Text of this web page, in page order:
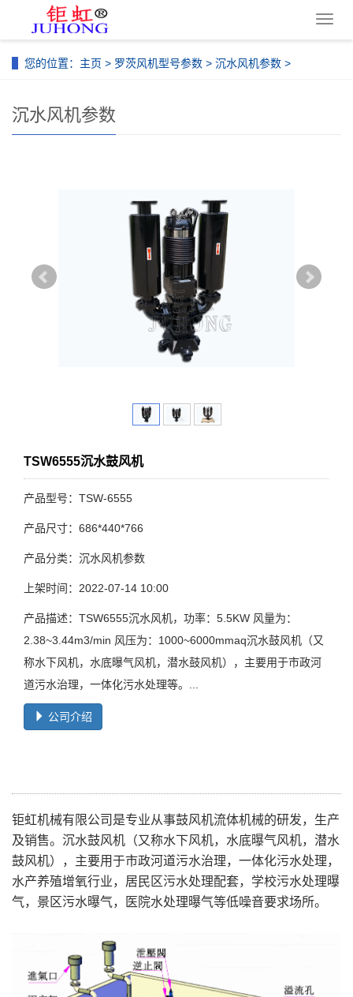
导
您的位置： 主页 > 罗茨风机型号参数 > 沉水风机参数 >
沉水风机参数
TSW6555沉水鼓风机
产品型号：TSW-6555
产品尺寸：686*440*766
产品分类：沉水风机参数
上架时间：2022-07-14 10:00
产品描述：TSW6555沉水风机，功率：5.5KW 风量为：
2.38~3.44m3/min 风压为：1000~6000mmaq沉水鼓风机（又
称水下风机，水底曝气风机，潜水鼓风机），主要用于市政河
道污水治理，一体化污水处理等。...
公司介绍
钜虹机械有限公司是专业从事鼓风机流体机械的研发，生产
及销售。沉水鼓风机（又称水下风机，水底曝气风机，潜水
鼓风机），主要用于市政河道污水治理，一体化污水处理，
水产养殖增氧行业，居民区污水处理配套，学校污水处理曝
气，景区污水曝气，医院水处理曝气等低噪音要求场所。